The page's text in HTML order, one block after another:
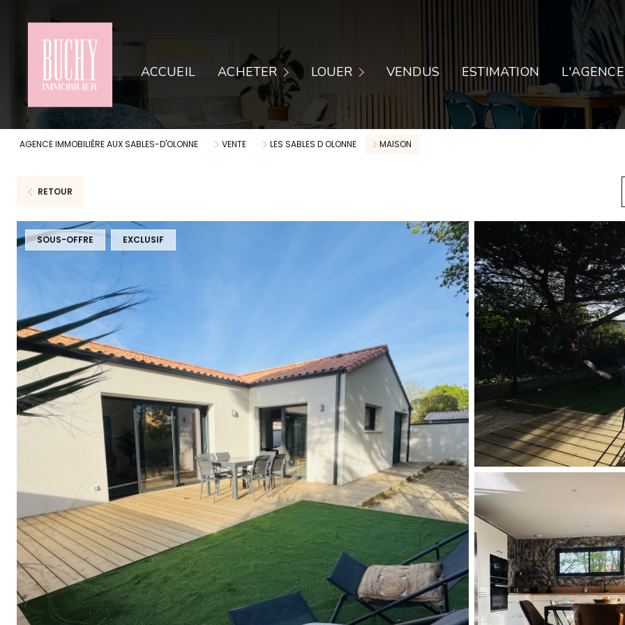
ACCUEIL ACHETER
APPARTEMENTS
MAISONS
LOUER
MAISONS
LOCAUX COMMERCIAUX
VENDUS ESTIMATION L'AGENCE
AGENCE IMMOBILIÈRE AUX SABLES-D'OLONNE VENTE LES SABLES D OLONNE MAISON
RETOUR
SOUS-OFFRE EXCLUSIF